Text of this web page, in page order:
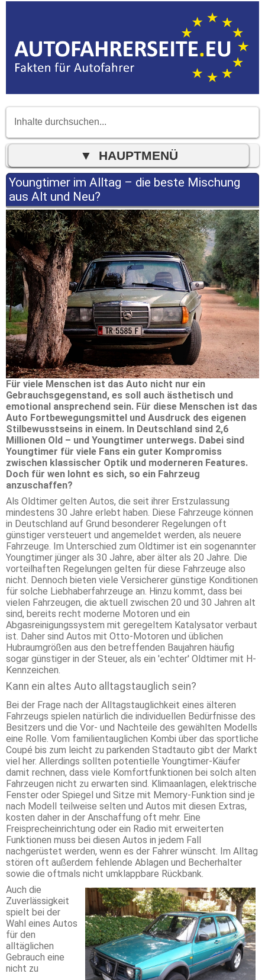
Youngtimer im Alltag – die beste Mischung
aus Alt und Neu?
Für viele Menschen ist das Auto nicht nur ein
Gebrauchsgegenstand, es soll auch ästhetisch und
emotional ansprechend sein. Für diese Menschen ist das
Auto Fortbewegungsmittel und Ausdruck des eigenen
Stilbewusstseins in einem. In Deutschland sind 2,6
Millionen Old – und Youngtimer unterwegs. Dabei sind
Youngtimer für viele Fans ein guter Kompromiss
zwischen klassischer Optik und moderneren Features.
Doch für wen lohnt es sich, so ein Fahrzeug
anzuschaffen?
Als Oldtimer gelten Autos, die seit ihrer Erstzulassung
mindestens 30 Jahre erlebt haben. Diese Fahrzeuge können
in Deutschland auf Grund besonderer Regelungen oft
günstiger versteuert und angemeldet werden, als neuere
Fahrzeuge. Im Unterschied zum Oldtimer ist ein sogenannter
Youngtimer jünger als 30 Jahre, aber älter als 20 Jahre. Die
vorteilhaften Regelungen gelten für diese Fahrzeuge also
nicht. Dennoch bieten viele Versicherer günstige Konditionen
für solche Liebhaberfahrzeuge an. Hinzu kommt, dass bei
vielen Fahrzeugen, die aktuell zwischen 20 und 30 Jahren alt
sind, bereits recht moderne Motoren und ein
Abgasreinigungssystem mit geregeltem Katalysator verbaut
ist. Daher sind Autos mit Otto-Motoren und üblichen
Hubraumgrößen aus den betreffenden Baujahren häufig
sogar günstiger in der Steuer, als ein 'echter' Oldtimer mit H-
Kennzeichen.
Kann ein altes Auto alltagstauglich sein?
Bei der Frage nach der Alltagstauglichkeit eines älteren
Fahrzeugs spielen natürlich die individuellen Bedürfnisse des
Besitzers und die Vor- und Nachteile des gewählten Modells
eine Rolle. Vom familientauglichen Kombi über das sportliche
Coupé bis zum leicht zu parkenden Stadtauto gibt der Markt
viel her. Allerdings sollten potentielle Youngtimer-Käufer
damit rechnen, dass viele Komfortfunktionen bei solch alten
Fahrzeugen nicht zu erwarten sind. Klimaanlagen, elektrische
Fenster oder Spiegel und Sitze mit Memory-Funktion sind je
nach Modell teilweise selten und Autos mit diesen Extras,
kosten daher in der Anschaffung oft mehr. Eine
Freisprecheinrichtung oder ein Radio mit erweiterten
Funktionen muss bei diesen Autos in jedem Fall
nachgerüstet werden, wenn es der Fahrer wünscht. Im Alltag
stören oft außerdem fehlende Ablagen und Becherhalter
sowie die oftmals nicht umklappbare Rückbank.
Auch die
Zuverlässigkeit
spielt bei der
Wahl eines Autos
für den
alltäglichen
Gebrauch eine
nicht zu